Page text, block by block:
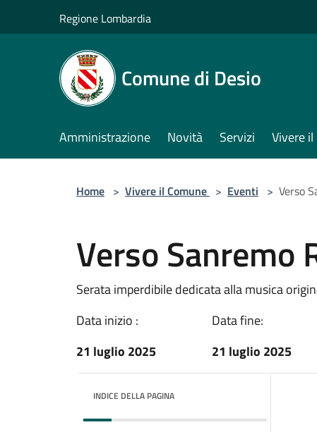
Regione Lombardia
Comune di Desio
Amministrazione Novità Servizi Vivere
Home > Vivere il Comune > Eventi > Verso
Verso Sanremo
Serata imperdibile dedicata alla musica
Data inizio :
21 luglio 2025
Data fine:
21 luglio 2025
INDICE DELLA PAGINA